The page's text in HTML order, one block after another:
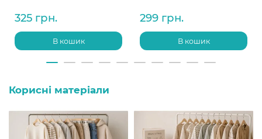
325 грн.
В кошик
299 грн.
В кошик
Корисні матеріали